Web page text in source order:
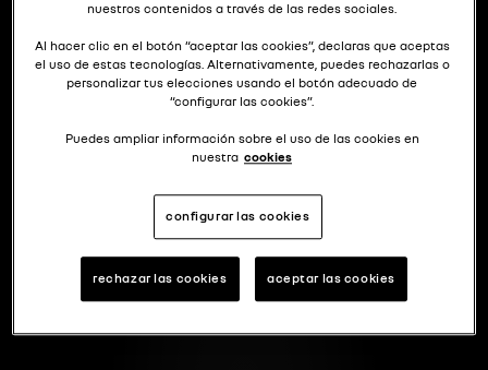
nuestros contenidos a través de las redes sociales.
Al hacer clic en el botón “aceptar las cookies”, declaras que aceptas
el uso de estas tecnologías. Alternativamente, puedes rechazarlas o
personalizar tus elecciones usando el botón adecuado de
“configurar las cookies”.
Puedes ampliar información sobre el uso de las cookies en
nuestra cookies
configurar las cookies
rechazar las cookies aceptar las cookies